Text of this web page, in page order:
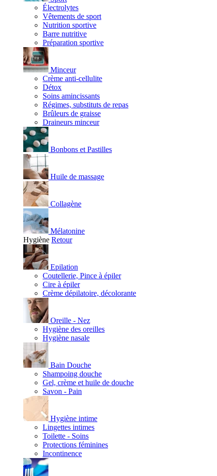
Électrolytes
Vêtements de sport
Nutrition sportive
Barre nutritive
Préparation sportive
Minceur
Crème anti-cellulite
Détox
Soins amincissants
Régimes, substituts de repas
Brûleurs de graisse
Draineurs minceur
Bonbons et Pastilles
Huile de massage
Collagène
Mélatonine
Hygiène Retour
Epilation
Coutellerie, Pince à épiler
Cire à épiler
Crème dépilatoire, décolorante
Oreille - Nez
Hygiène des oreilles
Hygiène nasale
Bain Douche
Shampoing douche
Gel, crème et huile de douche
Savon - Pain
Hygiène intime
Lingettes intimes
Toilette - Soins
Protections féminines
Incontinence